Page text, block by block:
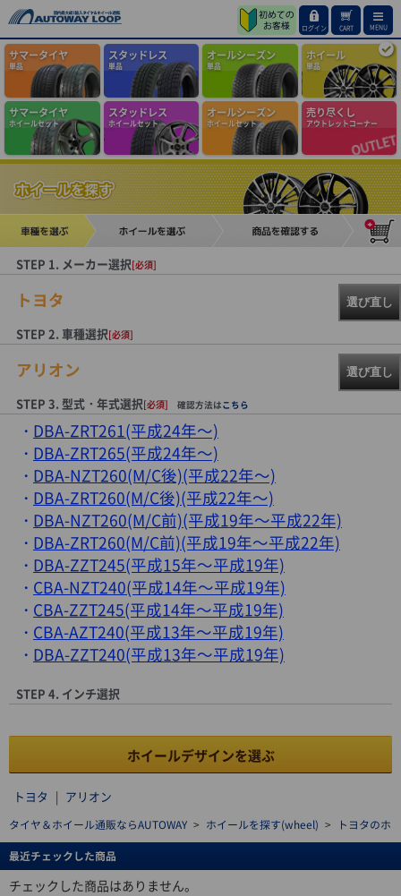
ログイン CART MENU
サマータイヤ
単品
スタッドレス
単品
オールシーズン
単品
ホイール
単品
サマータイヤ
ホイールセット
スタッドレス
ホイールセット
オールシーズン
ホイールセット
売り尽くし
アウトレットコーナー
STEP 1. メーカー選択[必須]
トヨタ 選び直し
STEP 2. 車種選択[必須]
アリオン 選び直し
STEP 3. 型式・年式選択[必須] 確認方法はこちら
DBA-ZRT261(平成24年～)
DBA-ZRT265(平成24年～)
DBA-NZT260(M/C後)(平成22年～)
DBA-ZRT260(M/C後)(平成22年～)
DBA-NZT260(M/C前)(平成19年～平成22年)
DBA-ZRT260(M/C前)(平成19年～平成22年)
DBA-ZZT245(平成15年～平成19年)
CBA-NZT240(平成14年～平成19年)
CBA-ZZT245(平成14年～平成19年)
CBA-AZT240(平成13年～平成19年)
DBA-ZZT240(平成13年～平成19年)
STEP 4. インチ選択
ホイールデザインを選ぶ
トヨタ | アリオン
タイヤ＆ホイール通販ならAUTOWAY > ホイールを探す(wheel) >
トヨタのホ
最近チェックした商品
チェックした商品はありません。